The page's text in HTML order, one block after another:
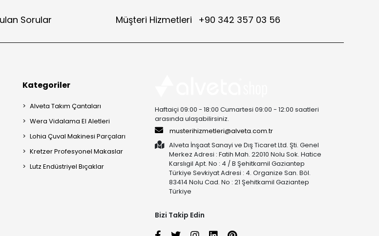
Sorular Müşteri Hizmetleri +90 342 357 03 56
Kategoriler
Alveta Takım Çantaları
Wera Vidalama El Aletleri
Lohia Çuval Makinesi Parçaları
Kretzer Profesyonel Makaslar
Lutz Endüstriyel Bıçaklar
Haftaiçi 09:00 - 18:00 Cumartesi 09:00 - 12:00 saatleri
arasında ulaşabilirsiniz.
musterihizmetleri@alveta.com.tr
Alveta İnşaat Sanayi ve Dış Ticaret Ltd. Şti. Genel
Merkez Adresi : Fatih Mah. 22010 Nolu Sok. Hatice
Karslıgil Apt. No : 4 / B Şehitkamil Gaziantep
Türkiye Sevkiyat Adresi : 4. Organize San. Böl.
83414 Nolu Cad. No : 21 Şehitkamil Gaziantep
Türkiye
Bizi Takip Edin